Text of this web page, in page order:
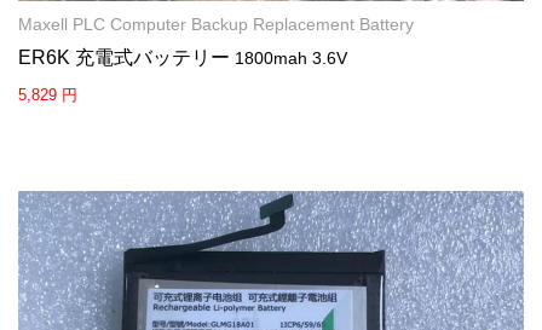
Maxell PLC Computer Backup Replacement Battery
ER6K 充電式バッテリー 1800mah 3.6V
5,829 円